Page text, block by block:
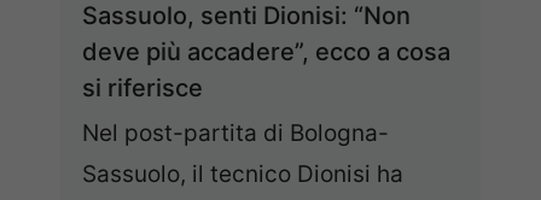
Sassuolo, senti Dionisi: “Non
deve più accadere”, ecco a cosa
si riferisce
Nel post-partita di Bologna-
Sassuolo, il tecnico Dionisi ha